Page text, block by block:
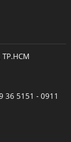
36 5151 - 0911